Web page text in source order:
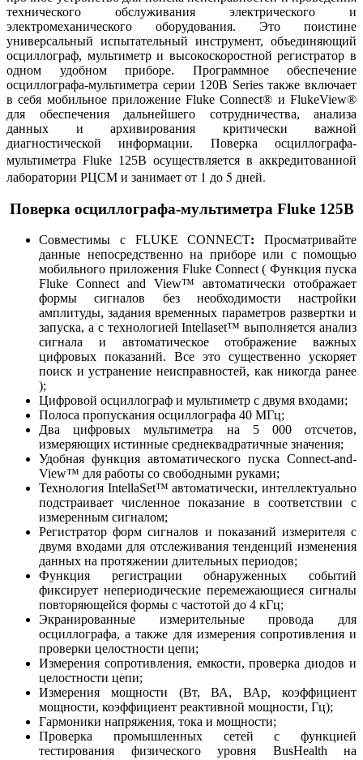
технического обслуживания электрического и
электромеханического оборудования. Это поистине
универсальный испытательный инструмент, объединяющий
осциллограф, мультиметр и высокоскоростной регистратор в
одном удобном приборе. Программное обеспечение
осциллографа-мультиметра серии 120B Series также включает
в себя мобильное приложение Fluke Connect® и FlukeView®
для обеспечения дальнейшего сотрудничества, анализа
данных и архивирования критически важной
диагностической информации. Поверка осциллографа-
мультиметра Fluke 125B осуществляется в аккредитованной
лаборатории РЦСМ и занимает от 1 до 5 дней.
Поверка осциллографа-мультиметра Fluke 125B
Совместимы с FLUKE CONNECT: Просматривайте
данные непосредственно на приборе или с помощью
мобильного приложения Fluke Connect ( Функция пуска
Fluke Connect and View™ автоматически отображает
формы сигналов без необходимости настройки
амплитуды, задания временных параметров развертки и
запуска, а с технологией Intellaset™ выполняется анализ
сигнала и автоматическое отображение важных
цифровых показаний. Все это существенно ускоряет
поиск и устранение неисправностей, как никогда ранее
);
Цифровой осциллограф и мультиметр с двумя входами;
Полоса пропускания осциллографа 40 МГц;
Два цифровых мультиметра на 5 000 отсчетов,
измеряющих истинные среднеквадратичные значения;
Удобная функция автоматического пуска Connect-and-
View™ для работы со свободными руками;
Технология IntellaSet™ автоматически, интеллектуально
подстраивает численное показание в соответствии с
измеренным сигналом;
Регистратор форм сигналов и показаний измерителя с
двумя входами для отслеживания тенденций изменения
данных на протяжении длительных периодов;
Функция регистрации обнаруженных событий
фиксирует непериодические перемежающиеся сигналы
повторяющейся формы с частотой до 4 кГц;
Экранированные измерительные провода для
осциллографа, а также для измерения сопротивления и
проверки целостности цепи;
Измерения сопротивления, емкости, проверка диодов и
целостности цепи;
Измерения мощности (Вт, ВА, ВАр, коэффициент
мощности, коэффициент реактивной мощности, Гц);
Гармоники напряжения, тока и мощности;
Проверка промышленных сетей с функцией
тестирования физического уровня BusHealth на